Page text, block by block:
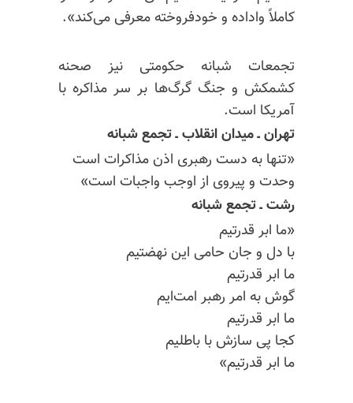
کاملاً واداده و خودفروخته معرفی می‌کند».
تجمعات شبانه حکومتی نیز صحنه
کشمکش و جنگ گرگ‌ها بر سر مذاکره با
آمریکا است.
تهران ـ میدان انقلاب ـ تجمع شبانه
«تنها به دست رهبری اذن مذاکرات است
وحدت و پیروی از اوجب واجبات است»
رشت ـ تجمع شبانه
«ما ابر قدرتیم
با دل و جان حامی این نهضتیم
ما ابر قدرتیم
گوش به امر رهبر امت‌ایم
ما ابر قدرتیم
کجا پی سازش با باطلیم
ما ابر قدرتیم»